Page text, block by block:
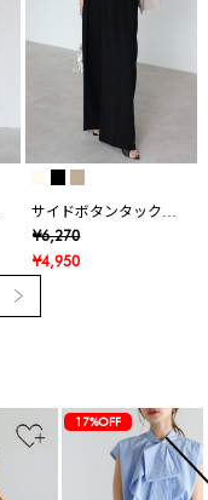
サイドボタンタックワ
イドパンツ
¥6,270
¥4,950
17%OFF